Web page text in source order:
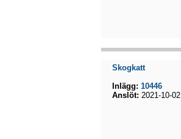
Skogkatt
Inlägg: 10446
Anslöt: 2021-10-02